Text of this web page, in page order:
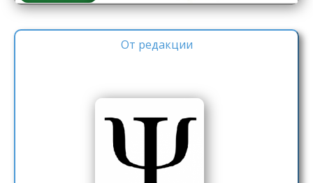
От редакции